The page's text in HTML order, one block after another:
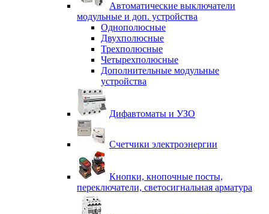
Автоматические выключатели
модульные и доп. устройства
Однополюсные
Двухполюсные
Трехполюсные
Четырехполюсные
Дополнительные модульные
устройства
Дифавтоматы и УЗО
Счетчики электроэнергии
Кнопки, кнопочные посты,
переключатели, светосигнальная арматура